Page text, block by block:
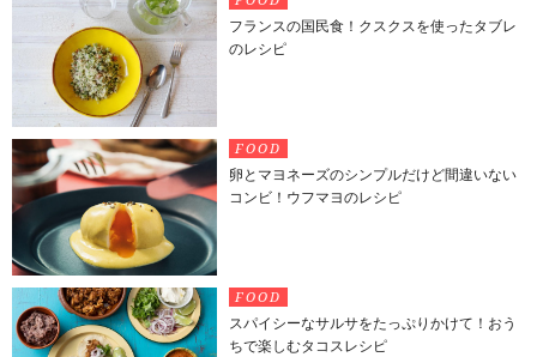
フランスの国民食！クスクスを使ったタブレ
のレシピ
FOOD
卵とマヨネーズのシンプルだけど間違いない
コンビ！ウフマヨのレシピ
FOOD
スパイシーなサルサをたっぷりかけて！おう
ちで楽しむタコスレシピ